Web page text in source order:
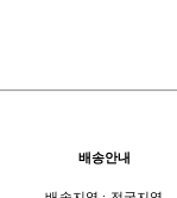
배송안내